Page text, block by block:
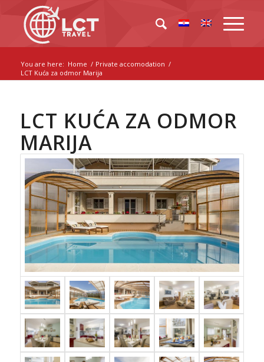
You are here: Home / Private accomodation /
LCT Kuća za odmor Marija
LCT KUĆA ZA ODMOR
MARIJA